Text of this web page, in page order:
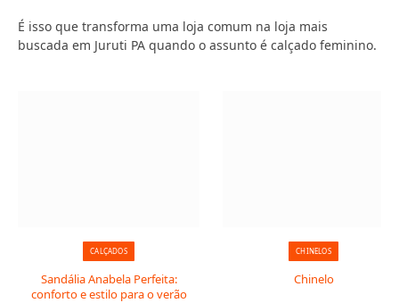
É isso que transforma uma loja comum na loja mais
buscada em Juruti PA quando o assunto é calçado feminino.
CALÇADOS
Sandália Anabela Perfeita:
conforto e estilo para o verão
CHINELOS
Chinelo